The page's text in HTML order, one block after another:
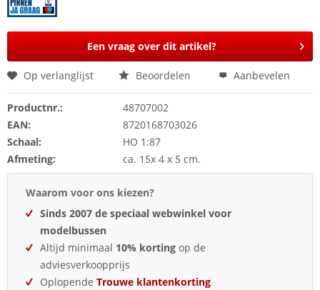
Een vraag over dit artikel?
Op verlanglijst Beoordelen Aanbevelen
Productnr.:
48707002
EAN:
8720168703026
Schaal:
HO 1:87
Afmeting:
ca. 15x 4 x 5 cm.
Waarom voor ons kiezen?
Sinds 2007 de speciaal webwinkel voor
modelbussen
Altijd minimaal 10% korting op de
adviesverkoopprijs
Oplopende Trouwe klantenkorting